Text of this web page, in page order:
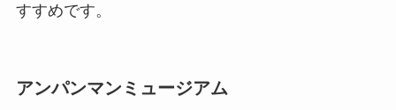
すすめです。
アンパンマンミュージアム